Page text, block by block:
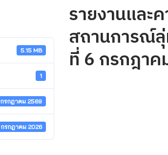
5.15 MB
1
รกฎาคม 2569
รกฎาคม 2026
รายงานและ
สถานการณ์ลุ่
ที่ 6 กรกฎา